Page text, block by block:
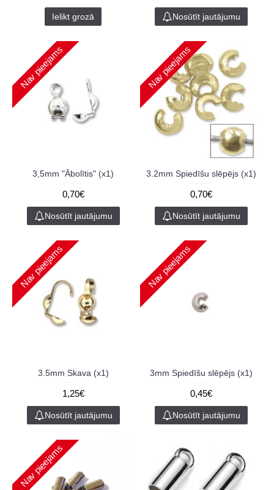
Ielikt grozā Nosūtīt jautājumu
Nav pieejams
3,5mm "Ābolītis" (x1)
0,70€
Nosūtīt jautājumu
Nav pieejams
3.2mm Spiedīšu slēpējs (x1)
0,70€
Nosūtīt jautājumu
Nav pieejams
3.5mm Skava (x1)
1,25€
Nosūtīt jautājumu
Nav pieejams
3mm Spiedīšu slēpējs (x1)
0,45€
Nosūtīt jautājumu
Nav pieejams